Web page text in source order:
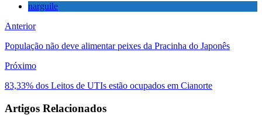
narguile
Anterior
População não deve alimentar peixes da Pracinha do Japonês
Próximo
83,33% dos Leitos de UTIs estão ocupados em Cianorte
Artigos Relacionados